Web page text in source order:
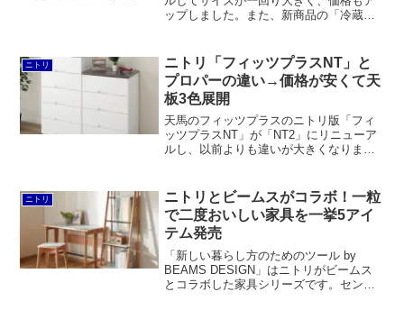
ップしました。また、新商品の「冷蔵庫
の商品と比較するとコスパで劣るもの
の、丈夫なPET樹脂というメリットが活
かせるのではないかと思います。
ニトリ
ニトリ「フィッツプラスNT」と
プロパーの違い→価格が安くて天
板3色展開
天馬のフィッツプラスのニトリ版「フィ
ッツプラスNT」が「NT2」にリニューア
ルし、以前よりも違いが大きくなりまし
ほぼ据え置き、カラバリも2色を維持し
て、相対的に魅力がアップしています。
ニトリ
ニトリとビームスがコラボ！一粒
で二度おいしい家具を一挙5アイ
テム発売
「新しい暮らし方のためのツール by
BEAMS DESIGN」はニトリがビームス
とコラボした家具シリーズです。センタ